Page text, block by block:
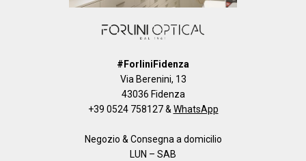
#ForliniFidenza
Via Berenini, 13
43036 Fidenza
+39 0524 758127& WhatsApp
Negozio & Consegna a domicilio
LUN – SAB